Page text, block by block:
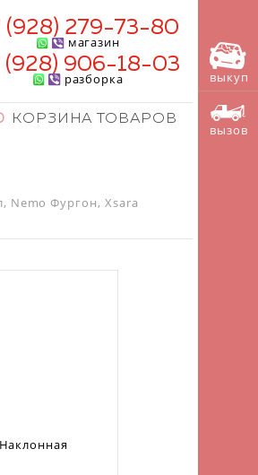
(928) 279-73-80
магазин
(928) 906-18-03
разборка
КОРЗИНА ТОВАРОВ
Nemo Фургон, Xsara
выкуп
вызов